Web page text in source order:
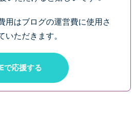
用はブログの運営費に使用さ
いただきます。